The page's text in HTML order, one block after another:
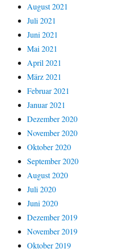
August 2021
Juli 2021
Juni 2021
Mai 2021
April 2021
März 2021
Februar 2021
Januar 2021
Dezember 2020
November 2020
Oktober 2020
September 2020
August 2020
Juli 2020
Juni 2020
Dezember 2019
November 2019
Oktober 2019